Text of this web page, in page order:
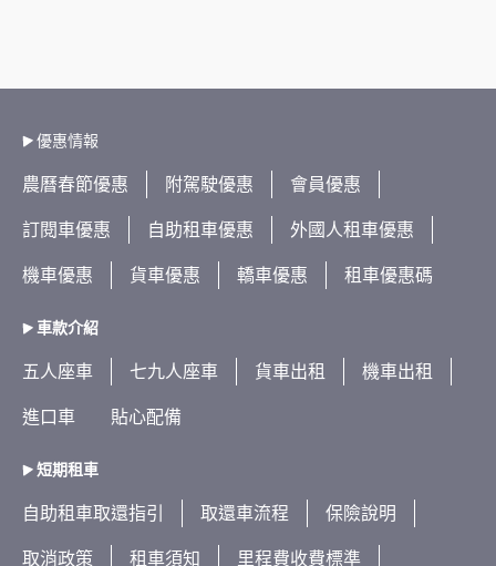
優惠情報
農曆春節優惠 附駕駛優惠 會員優惠
訂閱車優惠 自助租車優惠 外國人租車優惠
機車優惠 貨車優惠 轎車優惠 租車優惠碼
車款介紹
五人座車 七九人座車 貨車出租 機車出租
進口車 貼心配備
短期租車
自助租車取還指引 取還車流程 保險說明
取消政策 租車須知 里程費收費標準